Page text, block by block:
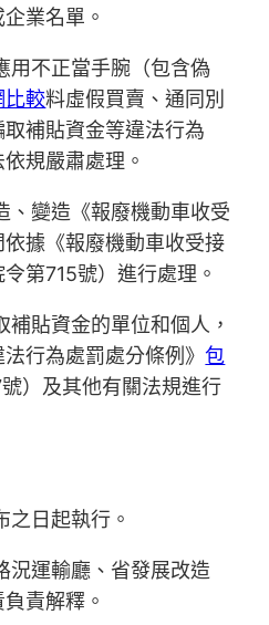
業名單。
用不正當手腕（包含偽
比較料虛假買賣、通同別
補貼資金等違法行為
規嚴肅處理。
、變造《報廢機動車收受
據《報廢機動車收受接
第715號）進行處理。
貼資金的單位和個人，
行為處罰處分條例》包
號）及其他有關法規進行
之日起執行。
況運輸廳、省發展改造
責解釋。